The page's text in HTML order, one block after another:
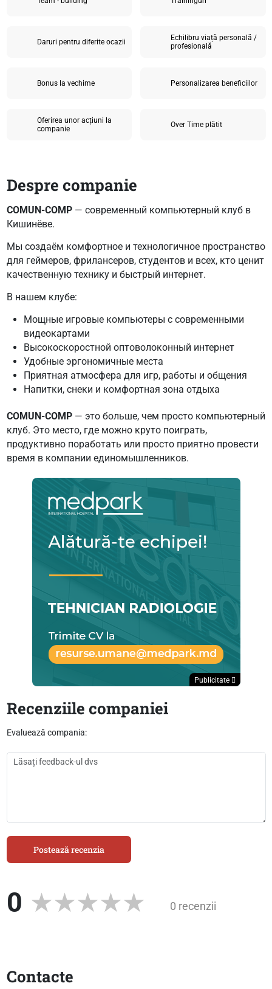
Daruri pentru diferite ocazii
Echilibru viață personală /
profesională
Bonus la vechime Personalizarea beneficiilor
Oferirea unor acțiuni la
companie
Over Time plătit
Despre companie
COMUN-COMP— современный компьютерный клуб в
Кишинёве.
Мы создаём комфортное и технологичное пространство
для геймеров, фрилансеров, студентов и всех, кто ценит
качественную технику и быстрый интернет.
В нашем клубе:
Мощные игровые компьютеры с современными
видеокартами
Высокоскоростной оптоволоконный интернет
Удобные эргономичные места
Приятная атмосфера для игр, работы и общения
Напитки, снеки и комфортная зона отдыха
COMUN-COMP— это больше, чем просто компьютерный
клуб. Это место, где можно круто поиграть,
продуктивно поработать или просто приятно провести
время в компании единомышленников.
Publicitate
Recenziile companiei
Evaluează compania:
Postează recenzia
0 0 recenzii
Contacte